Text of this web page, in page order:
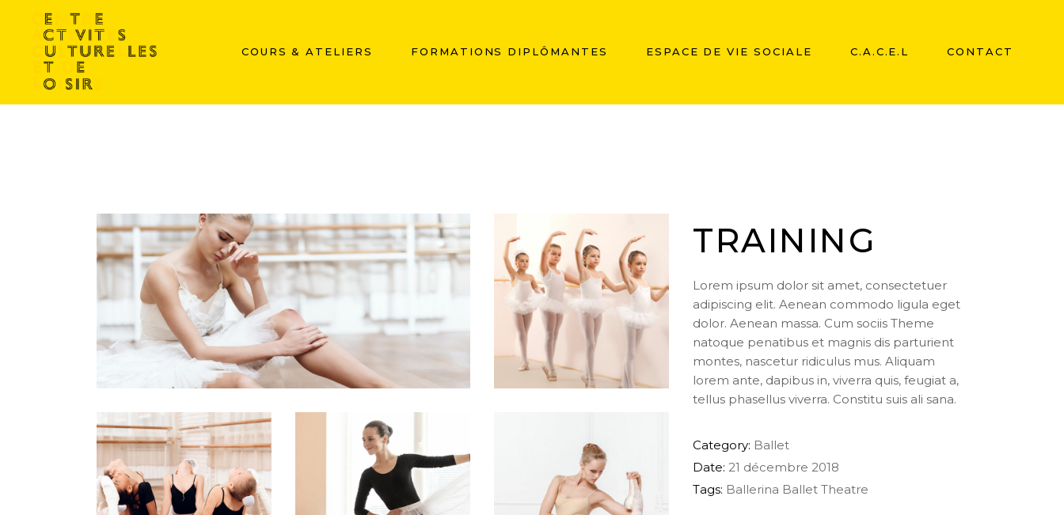
COURS & ATELIERS FORMATIONS DIPLÔMANTES ESPACE DE VIE SOCIALE C.A.C.E.L CONTACT
TRAINING
Lorem ipsum dolor sit amet, consectetuer
adipiscing elit. Aenean commodo ligula eget
dolor. Aenean massa. Cum sociis Theme
natoque penatibus et magnis dis parturient
montes, nascetur ridiculus mus. Aliquam
lorem ante, dapibus in, viverra quis, feugiat a,
tellus phasellus viverra. Constitu suis ali sana.
Category: Ballet
Date: 21 décembre 2018
Tags: Ballerina Ballet Theatre